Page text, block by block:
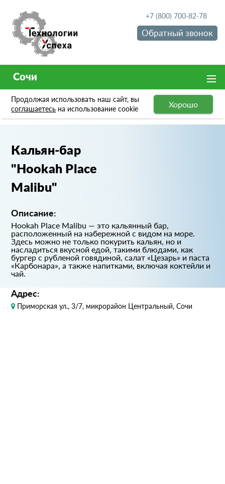
+7 (800) 700-82-78
Обратный звонок
Сочи
Продолжая использовать наш сайт, вы
соглашаетесь на использование cookie Хорошо
Портфолио Кальян-бар "Hookah Place Malibu"
Кальян-бар
"Hookah Place
Malibu"
Описание:
Hookah Place Malibu — это кальянный бар,
расположенный на набережной с видом на море.
Здесь можно не только покурить кальян, но и
насладиться вкусной едой, такими блюдами, как
бургер с рубленой говядиной, салат «Цезарь» и паста
«Карбонара», а также напитками, включая коктейли и
чай.
Адрес:
Приморская ул., 3/7, микрорайон Центральный, Сочи